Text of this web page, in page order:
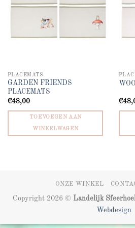
PLACEMATS
GARDEN FRIENDS
PLACEMATS
€48,00
TOEVOEGEN AAN
WINKELWAGEN
€
ONZE WINKEL
Copyright 2026 © Landelijk
Webdesign